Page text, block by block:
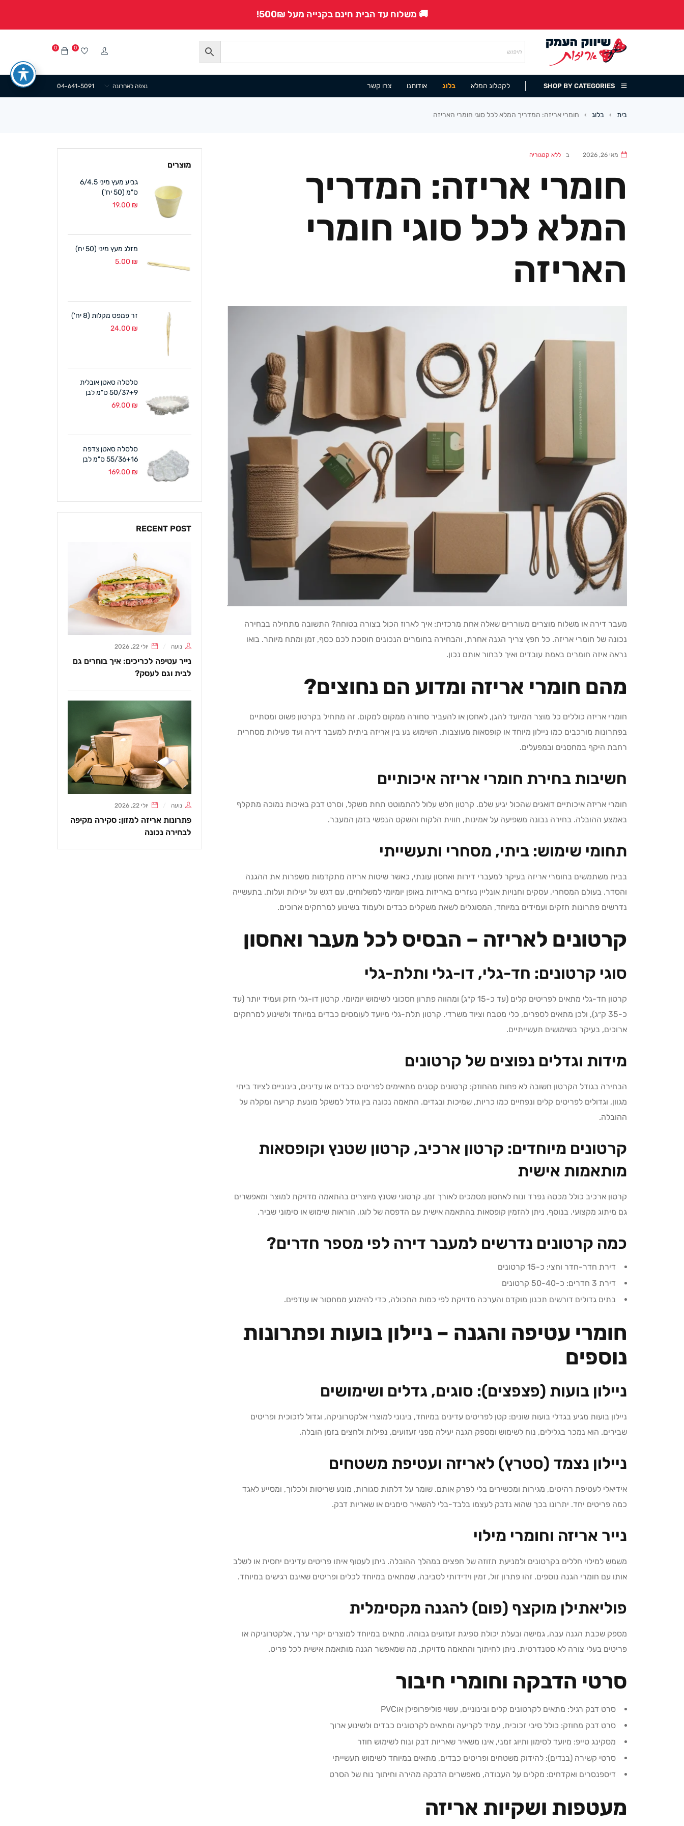
🚚 משלוח עד הבית חינם בקנייה מעל 500₪!
0 0
SHOP BY CATEGORIES לקטלוג המלא בלוג אודותנו צרו קשר 04-641-5091 נצפה לאחרונה
בית › בלוג › חומרי אריזה: המדריך המלא לכל סוגי חומרי האריזה
מאי 26, 2026 ב ללא קטגוריה
חומרי אריזה: המדריך
המלא לכל סוגי חומרי
האריזה
מעבר דירה או משלוח מוצרים מעוררים שאלה אחת מרכזית: איך לארוז הכול בצורה בטוחה? התשובה מתחילה בבחירה
נכונה של חומרי אריזה. כל חפץ צריך הגנה אחרת, והבחירה בחומרים הנכונים חוסכת לכם כסף, זמן ומתח מיותר. בואו
נראה איזה חומרים באמת עובדים ואיך לבחור אותם נכון.
מהם חומרי אריזה ומדוע הם נחוצים?
חומרי אריזה כוללים כל מוצר המיועד להגן, לאחסן או להעביר סחורה ממקום למקום. זה מתחיל בקרטון פשוט ומסתיים
בפתרונות מורכבים כמו ניילון מיוחד או קופסאות מעוצבות. השימוש נע בין אריזה ביתית למעבר דירה ועד פעילות מסחרית
רחבת היקף במחסנים ובמפעלים.
חשיבות בחירת חומרי אריזה איכותיים
חומרי אריזה איכותיים דואגים שהכול יגיע שלם. קרטון חלש עלול להתמוטט תחת משקל, וסרט דבק באיכות נמוכה מתקלף
באמצע ההובלה. בחירה נבונה משפיעה על אמינות, חווית הלקוח והשקט הנפשי בזמן המעבר.
תחומי שימוש: ביתי, מסחרי ותעשייתי
בבית משתמשים בחומרי אריזה בעיקר למעברי דירות ואחסון עונתי, כאשר שיטות אריזה מתקדמות משפרות את ההגנה
והסדר. בעולם המסחרי, עסקים וחנויות אונליין נעזרים באריזות באופן יומיומי למשלוחים, עם דגש על יעילות ועלות. בתעשייה
נדרשים פתרונות חזקים ועמידים במיוחד, המסוגלים לשאת משקלים כבדים ולעמוד בשינוע למרחקים ארוכים.
קרטונים לאריזה – הבסיס לכל מעבר ואחסון
סוגי קרטונים: חד-גלי, דו-גלי ותלת-גלי
קרטון חד-גלי מתאים לפריטים קלים (עד כ-15 ק״ג) ומהווה פתרון חסכוני לשימוש יומיומי. קרטון דו-גלי חזק ועמיד יותר (עד
כ-35 ק״ג), ולכן מתאים לספרים, כלי מטבח וציוד משרדי. קרטון תלת-גלי מיועד לעומסים כבדים במיוחד ולשינוע למרחקים
ארוכים, בעיקר בשימושים תעשייתיים.
מידות וגדלים נפוצים של קרטונים
הבחירה בגודל הקרטון חשובה לא פחות מהחוזק: קרטונים קטנים מתאימים לפריטים כבדים או עדינים, בינוניים לציוד ביתי
מגוון, וגדולים לפריטים קלים ונפחיים כמו כריות, שמיכות ובגדים. התאמה נכונה בין גודל למשקל מונעת קריעה ומקלה על
ההובלה.
קרטונים מיוחדים: קרטון ארכיב, קרטון שטנץ וקופסאות
מותאמות אישית
קרטון ארכיב כולל מכסה נפרד ונוח לאחסון מסמכים לאורך זמן. קרטוני שטנץ מיוצרים בהתאמה מדויקת למוצר ומאפשרים
גם מיתוג מקצועי. בנוסף, ניתן להזמין קופסאות בהתאמה אישית עם הדפסה של לוגו, הוראות שימוש או סימוני שביר.
כמה קרטונים נדרשים למעבר דירה לפי מספר חדרים?
דירת חדר-חדר וחצי: כ-15 קרטונים
דירת 3 חדרים: כ-50-40 קרטונים
בתים גדולים דורשים תכנון מוקדם והערכה מדויקת לפי כמות התכולה, כדי להימנע ממחסור או עודפים.
חומרי עטיפה והגנה – ניילון בועות ופתרונות
נוספים
ניילון בועות (פצפצים): סוגים, גדלים ושימושים
ניילון בועות מגיע בגדלי בועות שונים: קטן לפריטים עדינים במיוחד, בינוני למוצרי אלקטרוניקה, וגדול לזכוכית ופריטים
שבירים. הוא נמכר בגלילים, נוח לשימוש ומספק הגנה יעילה מפני זעזועים, נפילות ולחצים בזמן הובלה.
ניילון נצמד (סטרץ) לאריזה ועטיפת משטחים
אידיאלי לעטיפת רהיטים, מגירות ומכשירים בלי לפרק אותם. שומר על דלתות סגורות, מונע שריטות ולכלוך, ומסייע לאגד
כמה פריטים יחד. יתרונו בכך שהוא נדבק לעצמו בלבד-בלי להשאיר סימנים או שאריות דבק.
נייר אריזה וחומרי מילוי
משמש למילוי חללים בקרטונים ולמניעת תזוזה של חפצים במהלך ההובלה. ניתן לעטוף איתו פריטים עדינים יחסית או לשלב
אותו עם חומרי הגנה נוספים. זהו פתרון זול, זמין וידידותי לסביבה, שמתאים במיוחד לכלים ופריטים שאינם רגישים במיוחד.
פוליאתילן מוקצף (פום) להגנה מקסימלית
מספק שכבת הגנה עבה, גמישה ובעלת יכולת ספיגת זעזועים גבוהה. מתאים במיוחד למוצרים יקרי ערך, אלקטרוניקה או
פריטים בעלי צורה לא סטנדרטית. ניתן לחיתוך והתאמה מדויקת, מה שמאפשר הגנה מותאמת אישית לכל פריט.
סרטי הדבקה וחומרי חיבור
סרט דבק רגיל: מתאים לקרטונים קלים ובינוניים, עשוי פוליפרופילן אוPVC
סרט דבק מחוזק: כולל סיבי זכוכית, עמיד לקריעה ומתאים לקרטונים כבדים ולשינוע ארוך
מסקינג טייפ: מיועד לסימון ותיוג זמני, אינו משאיר שאריות דבק ונוח לשימוש חוזר
סרטי קשירה (בנדים): להידוק משטחים ופריטים כבדים, מתאים במיוחד לשימוש תעשייתי
דיספנסרים ואקדחים: מקלים על העבודה, מאפשרים הדבקה מהירה וחיתוך נוח של הסרט
מעטפות ושקיות אריזה
מוצרים
גביע מעץ מיני 6/4.5
ס"מ (50 יח')
19.00 ₪
מזלג מעץ מיני (50 יח)
5.00 ₪
זר פמפס מקלות (8 יח')
24.00 ₪
סלסלה סאטן אובלית
50/37+9 ס"מ לבן
69.00 ₪
סלסלה סאטן צדפה
55/36+16 ס"מ לבן
169.00 ₪
RECENT POST
נועה יולי 22, 2026
נייר עטיפה לכריכים: איך בוחרים גם
לבית וגם לעסק?
נועה יולי 22, 2026
פתרונות אריזה למזון: סקירה מקיפה
לבחירה נכונה